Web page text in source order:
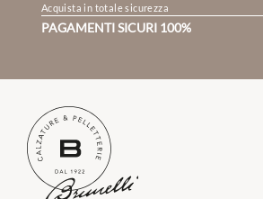
Acquista in totale sicurezza
PAGAMENTI SICURI 100%